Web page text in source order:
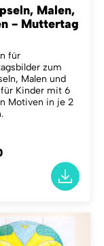
Malen,
- Muttertag
für
zum
Malen und
für Kinder mit 6
Motiven in je 2